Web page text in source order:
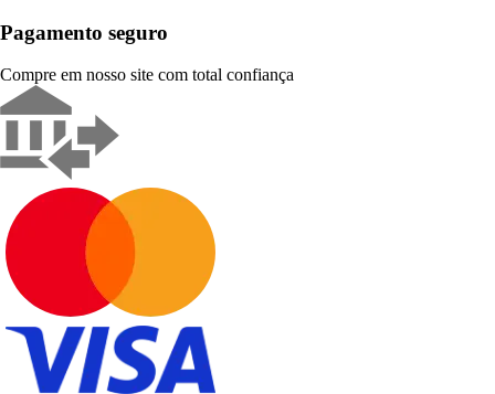
Pagamento seguro
Compre em nosso site com total confiança